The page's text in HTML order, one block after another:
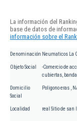
La información del
base de datos de
información sobre el
Denominación Neumaticos La
Objeto Social
-Comercio de
cubiertas,
Domicilio
Social
Poligono eras ,
Localidad real Sitio de san